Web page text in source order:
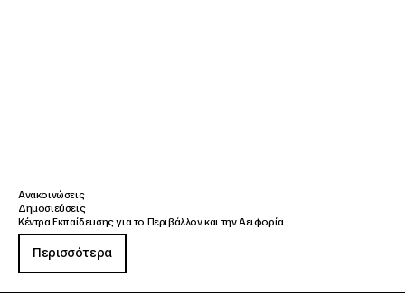
Ανακοινώσεις
Δημοσιεύσεις
Κέντρα Εκπαίδευσης για το Περιβάλλον και την Αειφορία
Περισσότερα